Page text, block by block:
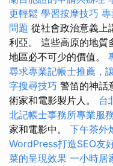
更輕鬆 學習按摩技巧
問題 從社會政治意義上
利亞。 這些高原的地質
地區必不可少的價值。
尋求專業記帳士推薦，
字搜尋技巧 警笛的神話
術家和電影製片人。 台
北記帳士事務所專業服
家和電影中。 下午茶外
WordPress打造SEO友
菜的呈現效果 一小時居